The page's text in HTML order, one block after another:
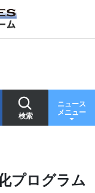
検索
ニュース
メニュー
プログラム